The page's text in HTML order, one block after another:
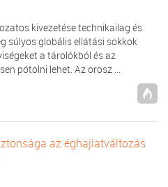
kivezetése technikailag és
súlyos globális ellátási sokkok
a tárolókból és az
pótolni lehet. Az orosz ...
az éghajlatváltozás